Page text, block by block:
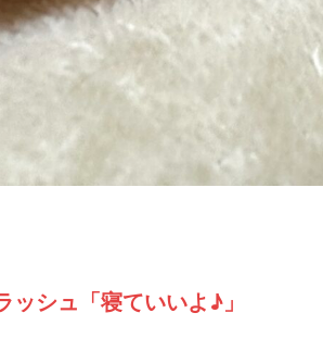
ッシュ「寝ていいよ♪」